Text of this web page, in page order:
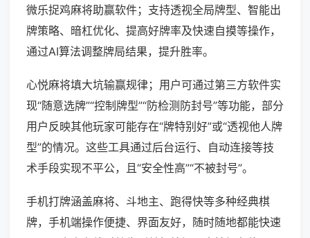
微乐捉鸡麻将助赢软件；支持透视全局牌型、智能出
牌策略、暗杠优化、提高好牌率及快速自摸等操作，
通过AI算法调整牌局结果，提升胜率。
心悦麻将填大坑输赢规律；用户可通过第三方软件实
现“随意选牌”“控制牌型”“防检测防封号”等功能，部分
用户反映其他玩家可能存在“牌特别好”或“透视他人牌
型”的情况。这些工具通过后台运行、自动连接等技
术手段实现不平公，且“安全性高”“不被封号”。
手机打牌涵盖麻将、斗地主、跑得快等多种经典棋
牌，手机端操作便捷、界面友好，随时随地都能快速